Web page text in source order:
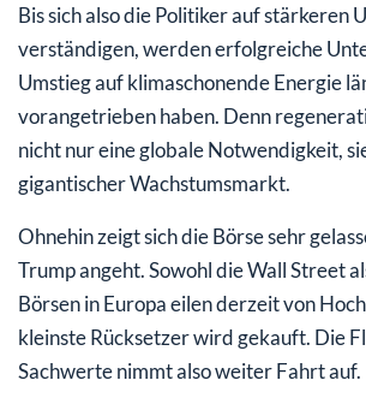
Bis sich also die Politiker auf stärkeren
verständigen, werden erfolgreiche
Umstieg auf klimaschonende Energie
vorangetrieben haben. Denn
nicht nur eine globale Notwendigkeit,
gigantischer Wachstumsmarkt.
Ohnehin zeigt sich die Börse sehr
Trump angeht. Sowohl die Wall Street
Börsen in Europa eilen derzeit von
kleinste Rücksetzer wird gekauft. Die
Sachwerte nimmt also weiter Fahrt auf.